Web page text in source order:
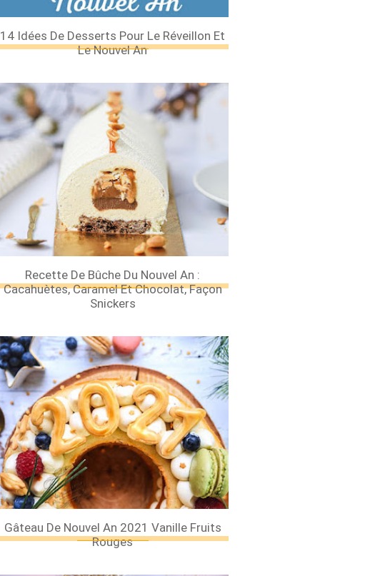
14 Idées De Desserts Pour Le Réveillon Et
Le Nouvel An
Recette De Bûche Du Nouvel An :
Cacahuètes, Caramel Et Chocolat, Façon
Snickers
Gâteau De Nouvel An 2021 Vanille Fruits
Rouges